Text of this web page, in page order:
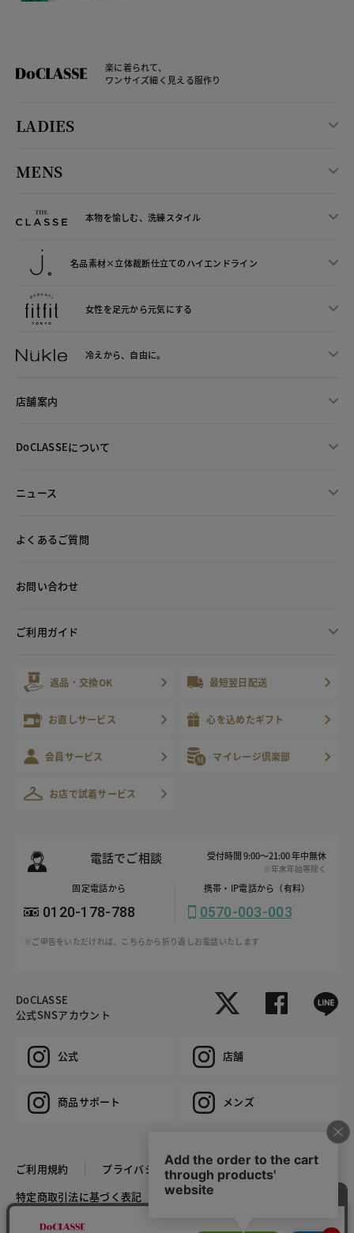
楽に着られて、
ワンサイズ細く見える服作り
LADIES
MENS
本物を愉しむ、洗練スタイル
名品素材×立体裁断仕立てのハイエンドライン
女性を足元から元気にする
冷えから、 自由に。
店舗案内
DoCLASSEについて
ニュース
よくあるご質問
お問い合わせ
ご利用ガイド
返品・交換OK 最短翌日配送
お直しサービス 心を込めたギフト
会員サービス マイレージ倶楽部
お店で試着サービス
電話でご相談 受付時間 9:00～21:00 年中無休
※年末年始等除く
固定電話から
0120-178-788
携帯・IP電話から（有料）
0570-003-003
※ご申告をいただければ、こちらから折り返しお電話いたします
DoCLASSE
公式SNSアカウント
公式 店舗
商品サポート メンズ
ご利用規約
プライバシーポリシー
特定商取引法に基づく表記
推奨環境
COPYRIGHT © DoCLASSE ALL RIGHTS RESERVED.